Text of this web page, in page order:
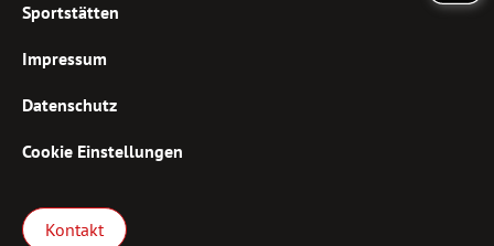
Sportstätten
Impressum
Datenschutz
Cookie Einstellungen
Kontakt